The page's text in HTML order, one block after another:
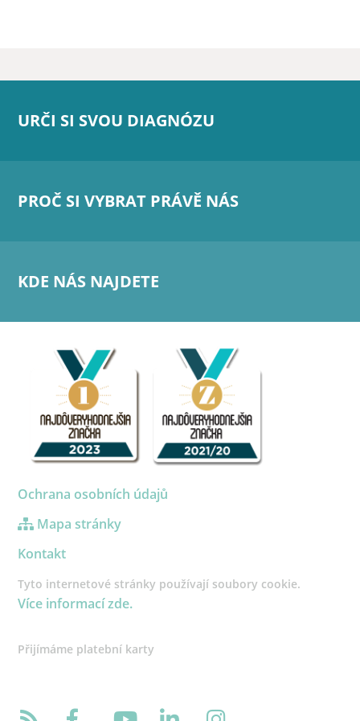
URČI SI SVOU DIAGNÓZU
PROČ SI VYBRAT PRÁVĚ NÁS
KDE NÁS NAJDETE
Ochrana osobních údajů
Mapa stránky
Kontakt
Tyto internetové stránky používají soubory cookie.
Více informací zde.
Přijímáme platební karty